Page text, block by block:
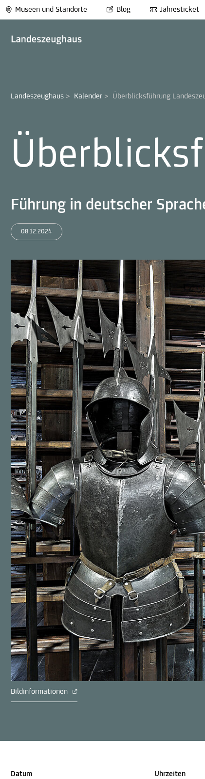
Museen und Standorte Blog Jahresticket
Landeszeughaus > Kalender > Überblicksführung
Führung in deutscher
08.12.2024
Bildinformationen
Datum
Uhrzeiten